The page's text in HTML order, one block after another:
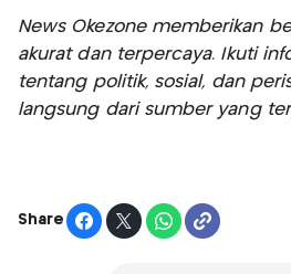
News Okezone memberikan
akurat dan terpercaya. Ikuti
tentang politik, sosial, dan
langsung dari sumber yang
Share